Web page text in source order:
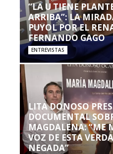
“LA U TIENE
ARRIBA”: LA
PUYOL POR EL
FERNANDO GAGO
ENTREVISTAS
LITA DONOSO
DOCUMENTAL
MAGDALENA: “ME
VOZ DE ESTA
NEGADA”